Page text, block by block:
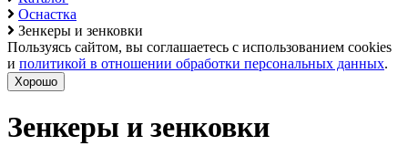
Оснастка
Зенкеры и зенковки
Пользуясь сайтом, вы соглашаетесь с использованием cookies
и политикой в отношении обработки персональных данных.
Хорошо
Зенкеры и зенковки